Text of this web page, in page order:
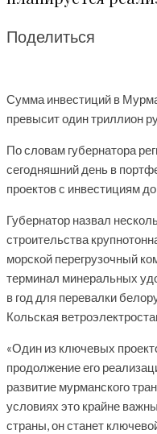
Поделиться
Сумма инвестиций в
превысит один триллион
По словам губернатора
сегодняшний день в
проектов с инвестициям
Губернатор назвал
строительства
морской перегрузочный
терминал минеральных
в год для перевалки
Кольская
«Один из ключевых
продолжение его
развитие мурманского
условиях это крайне
страны, он станет